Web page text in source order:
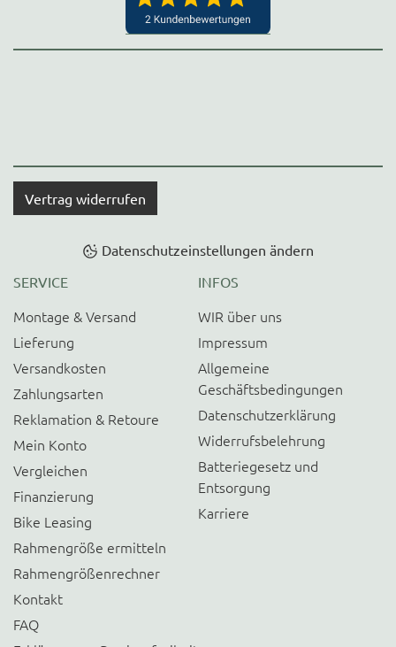
Vertrag widerrufen
Datenschutzeinstellungen ändern
SERVICE
Montage & Versand
Lieferung
Versandkosten
Zahlungsarten
Reklamation & Retoure
Mein Konto
Vergleichen
Finanzierung
Bike Leasing
Rahmengröße ermitteln
Rahmengrößenrechner
Kontakt
FAQ
INFOS
WIR über uns
Impressum
Allgemeine
Geschäftsbedingungen
Datenschutzerklärung
Widerrufsbelehrung
Batteriegesetz und
Entsorgung
Karriere